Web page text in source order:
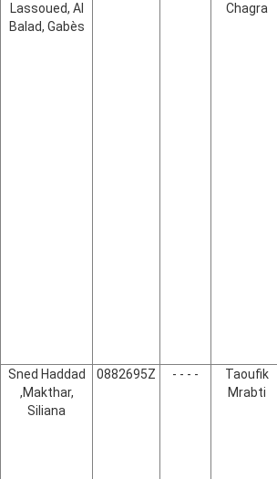
Lassoued, Al
Balad, Gabès
Chagra
Sned Haddad
,Makthar,
Siliana
0882695Z - - - -
Taoufik
Mrabti